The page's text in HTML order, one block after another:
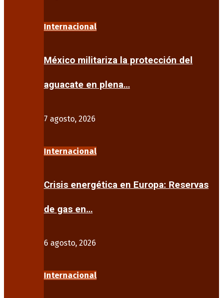
Internacional
México militariza la protección del
aguacate en plena…
7 agosto, 2026
Internacional
Crisis energética en Europa: Reservas
de gas en…
6 agosto, 2026
Internacional